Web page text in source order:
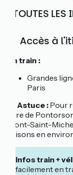
ℹ️ TOUTES
🚆 Accès à
En train :
Grandes
Paris
Astuce : Pour
gare de
Mont-Saint-
liaisons en
Infos train +
facilement en